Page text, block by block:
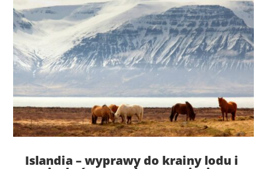
Islandia – wyprawy do krainy lodu i